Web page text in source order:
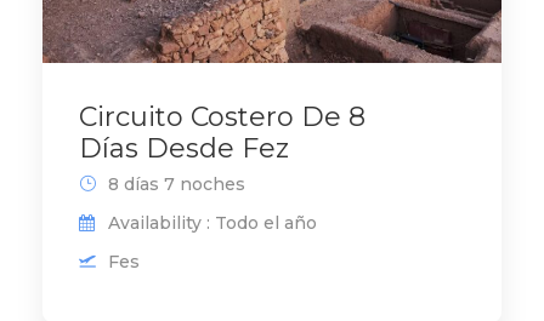
Circuito Costero De 8
Días Desde Fez
8 días 7 noches
Availability : Todo el año
Fes